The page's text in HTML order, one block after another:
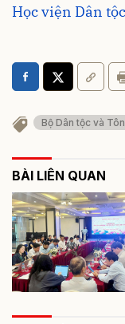
Học viện Dân tộc
Bộ Dân tộc và
BÀI LIÊN QUAN